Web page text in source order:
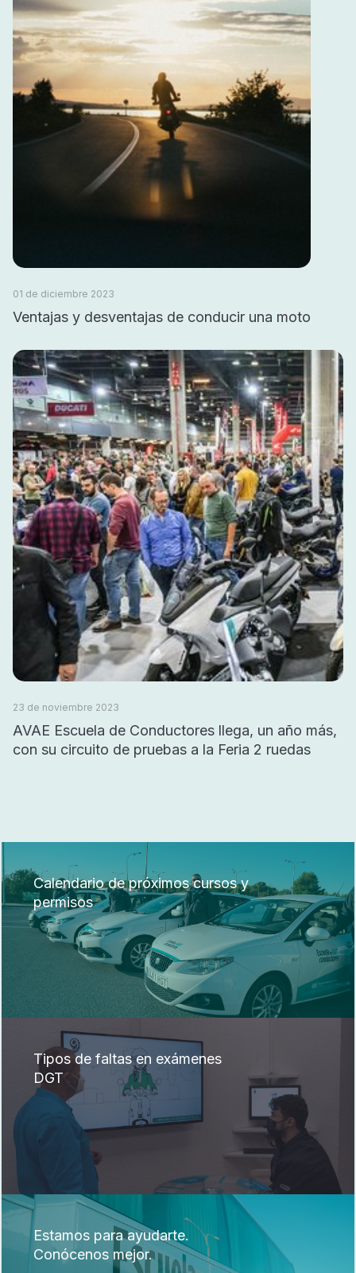
01 de diciembre 2023
Ventajas y desventajas de conducir una moto
23 de noviembre 2023
AVAE Escuela de Conductores llega, un año más,
con su circuito de pruebas a la Feria 2 ruedas
Calendario de próximos cursos y
permisos
Tipos de faltas en exámenes
DGT
Estamos para ayudarte.
Conócenos mejor.